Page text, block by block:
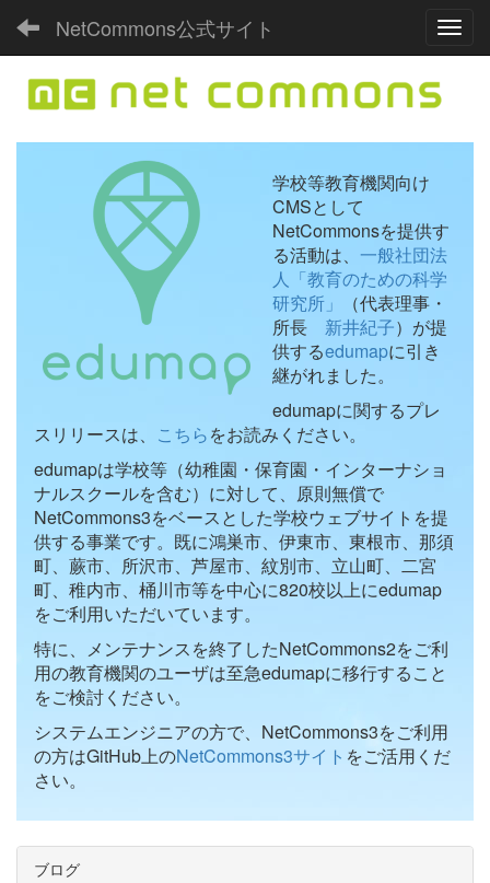
NetCommons公式サイト
学校等教育機関向け
CMSとして
NetCommonsを提供す
る活動は、 一般社団法
人「教育のための科学
研究所」
（代表理事・
所長 新井紀子）が提
供するedumapに引き
継がれました。
edumapに関するプレ
スリリースは、 こちらをお読みください。
edumapは学校等（幼稚園・保育園・インターナショ
ナルスクールを含む）に対して、原則無償で
NetCommons3をベースとした学校ウェブサイトを提
供する事業です。既に鴻巣市、伊東市、東根市、那須
町、蕨市、所沢市、芦屋市、紋別市、立山町、二宮
町、稚内市、桶川市等を中心に820校以上にedumap
をご利用いただいています。
特に、メンテナンスを終了したNetCommons2をご利
用の教育機関のユーザは至急edumapに移行すること
をご検討ください。
システムエンジニアの方で、NetCommons3をご利用
の方はGitHub上のNetCommons3サイト をご活用くだ
さい。
ブログ